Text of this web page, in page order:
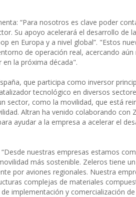
“Para nosotros es clave poder
Su apoyo acelerará el desarrollo de
en Europa y a nivel global”. "Estos
de operación real, acercando aún
la próxima década".
que participa como inversor
tecnológico en diversos
sector, como la movilidad, que está
Altran ha venido colaborando con
ayudar a la empresa a acelerar el
nuestras empresas estamos
más sostenible. Zeleros tiene
por aviones regionales. Nuestra
complejas de materiales
implementación y comercialización de